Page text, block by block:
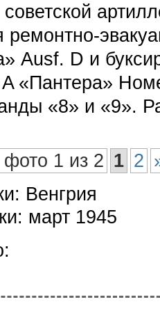
ремонтно-
Ausf. D и
«Пантера»
«8» и «9».
1 из 2 1 2
Венгрия
март 1945